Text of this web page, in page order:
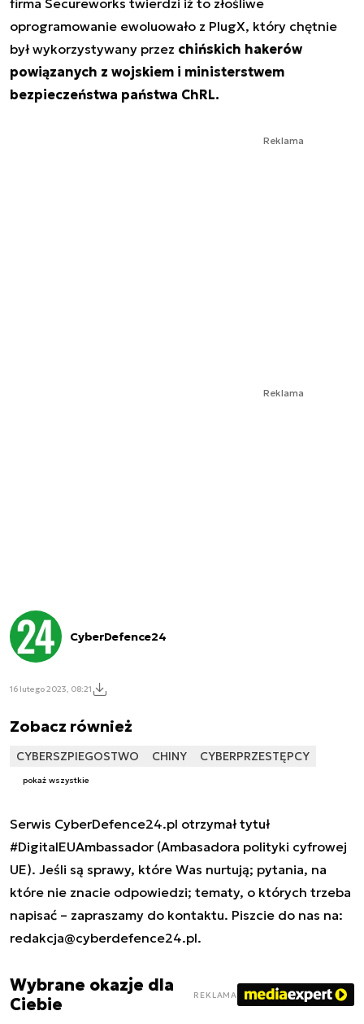
firma Secureworks twierdzi iż to złośliwe
oprogramowanie ewoluowało z PlugX, który chętnie
był wykorzystywany przez chińskich hakerów
powiązanych z wojskiem i ministerstwem
bezpieczeństwa państwa ChRL.
Reklama
Reklama
CyberDefence24
16 lutego 2023, 08:21
Zobacz również
CYBERSZPIEGOSTWO CHINY CYBERPRZESTĘPCY
pokaż wszystkie
Serwis CyberDefence24.pl otrzymał tytuł
#DigitalEUAmbassador (Ambasadora polityki cyfrowej
UE). Jeśli są sprawy, które Was nurtują; pytania, na
które nie znacie odpowiedzi; tematy, o których trzeba
napisać – zapraszamy do kontaktu. Piszcie do nas na:
redakcja@cyberdefence24.pl.
Wybrane okazje dla
Ciebie
REKLAMA